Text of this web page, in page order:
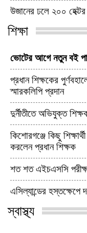
উজানের ঢলে ২০০ হেক্টর
শিক্ষা
ভোটের আগে নতুন বই
প্রধান শিক্ষকের
স্মারকলিপি প্রদান
দুর্নীতীতে অভিযুক্ত
কিশোরগঞ্জে কিছু
করলেন প্রধান শিক্ষক
শত শত এইচএসসি
এসিল্যান্ডের হস্তক্ষেপে
স্বাস্থ্য